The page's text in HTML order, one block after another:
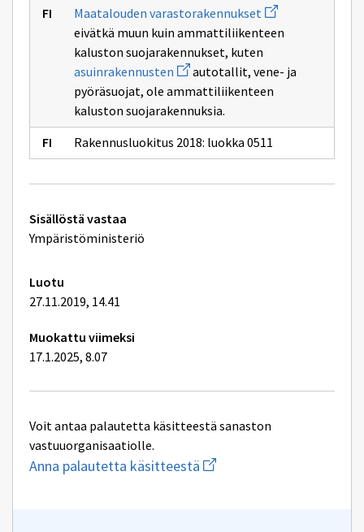
Maatalouden varastorakennukset Avaa
uuden
ikkunan
sivulle
Maatalouden
eivätkä muun kuin ammattiliikenteen
kaluston suojarakennukset, kuten
asuinrakennusten Avaa
uuden
ikkunan
sivulle
asuinrakennusten
autotallit, vene- ja
pyöräsuojat, ole ammattiliikenteen
kaluston suojarakennuksia.
Rakennusluokitus 2018: luokka 0511
Tekniset
lisätiedot
Sisällöstä vastaa
Ympäristöministeriö
Luotu
27.11.2019, 14.41
Muokattu viimeksi
17.1.2025, 8.07
Voit antaa palautetta käsitteestä sanaston
vastuuorganisaatiolle.
Anna palautetta käsitteestä Aloita
uuden